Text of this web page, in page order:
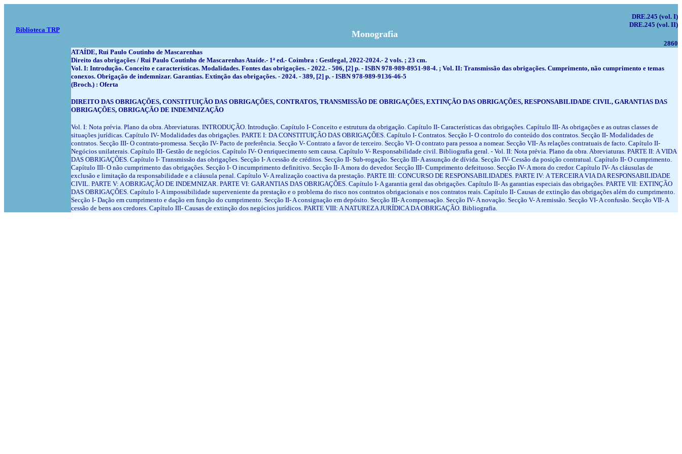
Biblioteca TRP
DRE.245 (vol. I)
DRE.245 (vol. II)
Monografia
2860
ATAÍDE, Rui Paulo Coutinho de Mascarenhas
Direito das obrigações / Rui Paulo Coutinho de Mascarenhas Ataíde.- 1ª ed.- Coimbra : Gestlegal, 2022-2024.- 2 vols. ; 23 cm.
Vol. I: Introdução. Conceito e características. Modalidades. Fontes das obrigações. - 2022. - 506, [2] p. - ISBN 978-989-8951-98-4. ; Vol. II: Transmissão das obrigações. Cumprimento, não cumprimento e temas
conexos. Obrigação de indemnizar. Garantias. Extinção das obrigações. - 2024. - 389, [2] p. - ISBN 978-989-9136-46-5
(Broch.) : Oferta
DIREITO DAS OBRIGAÇÕES, CONSTITUIÇÃO DAS OBRIGAÇÕES, CONTRATOS, TRANSMISSÃO DE OBRIGAÇÕES, EXTINÇÃO DAS OBRIGAÇÕES, RESPONSABILIDADE CIVIL, GARANTIAS DAS
OBRIGAÇÕES, OBRIGAÇÃO DE INDEMNIZAÇÃO
Vol. I: Nota prévia. Plano da obra. Abreviaturas. INTRODUÇÃO. Introdução. Capítulo I- Conceito e estrutura da obrigação. Capítulo II- Características das obrigações. Capítulo III- As obrigações e as outras classes de
situações jurídicas. Capítulo IV- Modalidades das obrigações. PARTE I: DA CONSTITUIÇÃO DAS OBRIGAÇÕES. Capítulo I- Contratos. Secção I- O controlo do conteúdo dos contratos. Secção II- Modalidades de
contratos. Secção III- O contrato-promessa. Secção IV- Pacto de preferência. Secção V- Contrato a favor de terceiro. Secção VI- O contrato para pessoa a nomear. Secção VII- As relações contratuais de facto. Capítulo II-
Negócios unilaterais. Capítulo III- Gestão de negócios. Capítulo IV- O enriquecimento sem causa. Capítulo V- Responsabilidade civil. Bibliografia geral. - Vol. II: Nota prévia. Plano da obra. Abreviaturas. PARTE II: A VIDA
DAS OBRIGAÇÕES. Capítulo I- Transmissão das obrigações. Secção I- A cessão de créditos. Secção II- Sub-rogação. Secção III- A assunção de dívida. Secção IV- Cessão da posição contratual. Capítulo II- O cumprimento.
Capítulo III- O não cumprimento das obrigações. Secção I- O incumprimento definitivo. Secção II- A mora do devedor. Secção III- Cumprimento defeituoso. Secção IV- A mora do credor. Capítulo IV- As cláusulas de
exclusão e limitação da responsabilidade e a cláusula penal. Capítulo V- A realização coactiva da prestação. PARTE III: CONCURSO DE RESPONSABILIDADES. PARTE IV: A TERCEIRA VIA DA RESPONSABILIDADE
CIVIL. PARTE V: A OBRIGAÇÃO DE INDEMNIZAR. PARTE VI: GARANTIAS DAS OBRIGAÇÕES. Capítulo I- A garantia geral das obrigações. Capítulo II- As garantias especiais das obrigações. PARTE VII: EXTINÇÃO
DAS OBRIGAÇÕES. Capítulo I- A impossibilidade superveniente da prestação e o problema do risco nos contratos obrigacionais e nos contratos reais. Capítulo II- Causas de extinção das obrigações além do cumprimento.
Secção I- Dação em cumprimento e dação em função do cumprimento. Secção II- A consignação em depósito. Secção III- A compensação. Secção IV- A novação. Secção V- A remissão. Secção VI- A confusão. Secção VII- A
cessão de bens aos credores. Capítulo III- Causas de extinção dos negócios jurídicos. PARTE VIII: A NATUREZA JURÍDICA DA OBRIGAÇÃO. Bibliografia.